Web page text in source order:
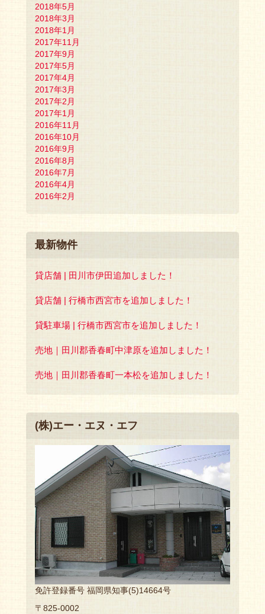
2018年5月
2018年3月
2018年1月
2017年11月
2017年9月
2017年5月
2017年4月
2017年3月
2017年2月
2017年1月
2016年11月
2016年10月
2016年9月
2016年8月
2016年7月
2016年4月
2016年2月
最新物件
貸店舗 | 田川市伊田追加しました！
貸店舗 | 行橋市西宮市を追加しました！
貸駐車場 | 行橋市西宮市を追加しました！
売地｜田川郡香春町中津原を追加しました！
売地｜田川郡香春町一本松を追加しました！
(株)エー・エヌ・エフ
免許登録番号 福岡県知事(5)14664号
〒825-0002